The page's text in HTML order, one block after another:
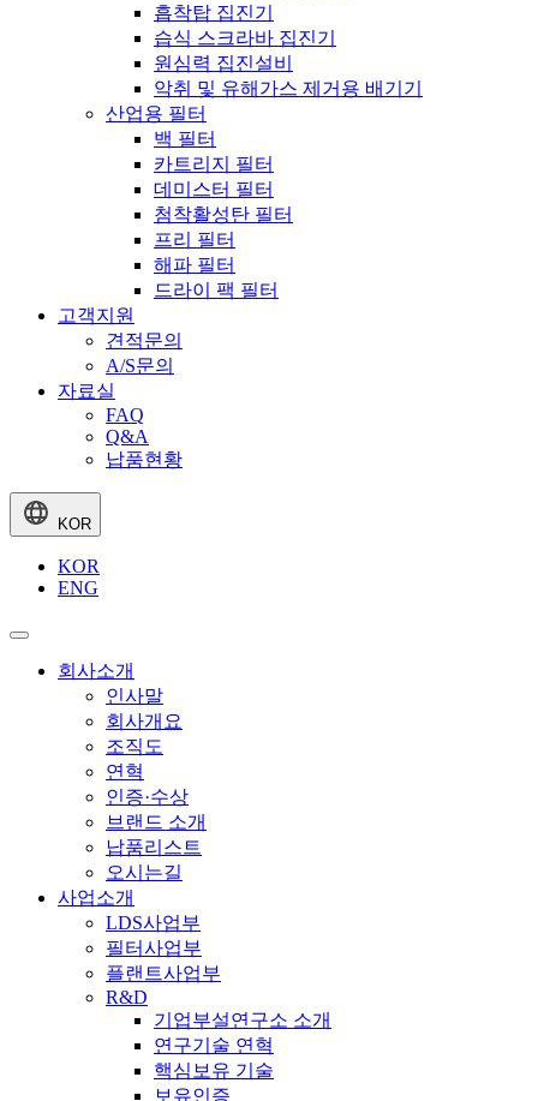
흡착탑 집진기
습식 스크라바 집진기
원심력 집진설비
악취 및 유해가스 제거용 배기기
산업용 필터
백 필터
카트리지 필터
데미스터 필터
첨착활성탄 필터
프리 필터
해파 필터
드라이 팩 필터
고객지원
견적문의
A/S문의
자료실
FAQ
Q&A
납품현황
KOR
KOR
ENG
회사소개
인사말
회사개요
조직도
연혁
인증·수상
브랜드 소개
납품리스트
오시는길
사업소개
LDS사업부
필터사업부
플랜트사업부
R&D
기업부설연구소 소개
연구기술 연혁
핵심보유 기술
보유인증